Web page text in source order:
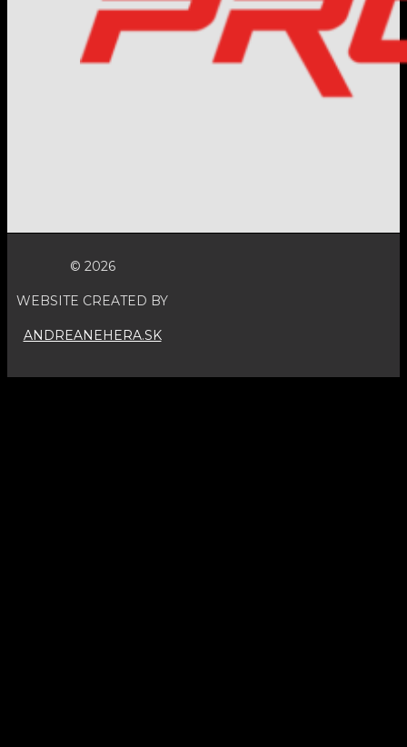
© 2026
WEBSITE CREATED BY
ANDREANEHERA.SK